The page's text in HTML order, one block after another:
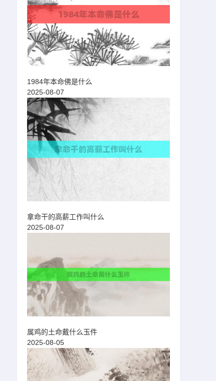
1984年本命佛是什么
2025-08-07
拿命干的高薪工作叫什么
2025-08-07
属鸡的土命戴什么玉件
2025-08-05